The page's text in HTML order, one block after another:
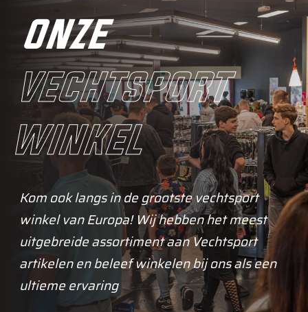
onze
vechtsport
winkel
Kom ook langs in de grootste vechtsport
winkel van Europa! Wij hebben het meest
uitgebreide assortiment aan Vechtsport
artikelen en beleef winkelen bij ons als een
ultieme ervaring